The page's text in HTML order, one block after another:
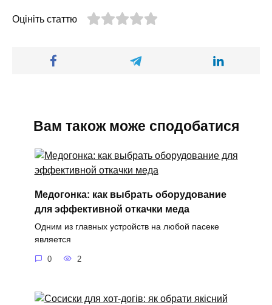
Оцініть статтю
Вам також може сподобатися
Медогонка: как выбрать оборудование
для эффективной откачки меда
Одним из главных устройств на любой пасеке
является
0 2